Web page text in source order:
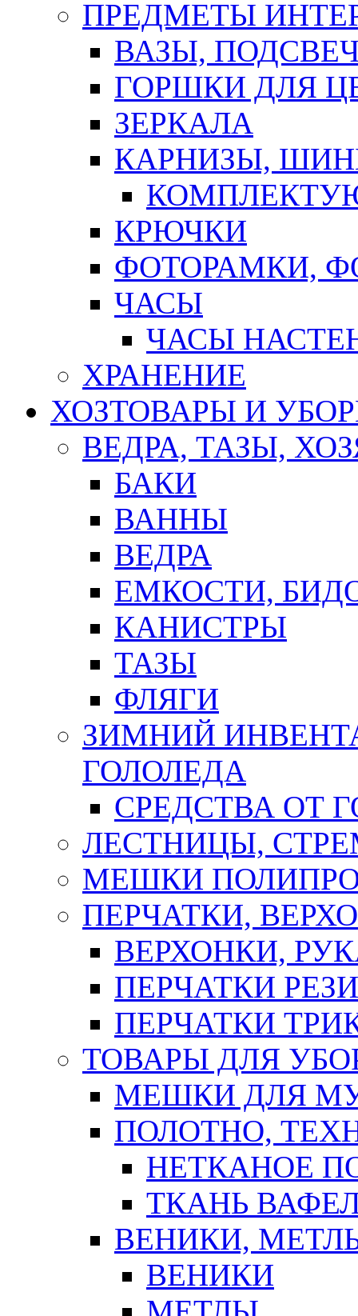
ПРЕДМЕТЫ
ВАЗЫ,
ГОРШКИ ДЛЯ
ЗЕРКАЛА
КАРНИЗЫ,
КРЮЧКИ
ФОТОРАМКИ,
ЧАСЫ
ЧАСЫ
ХРАНЕНИЕ
ХОЗТОВАРЫ И
ВЕДРА, ТАЗЫ,
БАКИ
ВАННЫ
ВЕДРА
ЕМКОСТИ,
КАНИСТРЫ
ТАЗЫ
ФЛЯГИ
ЗИМНИЙ
ГОЛОЛЕДА
СРЕДСТВА ОТ
ЛЕСТНИЦЫ,
МЕШКИ
ПЕРЧАТКИ,
ВЕРХОНКИ,
ПЕРЧАТКИ
ПЕРЧАТКИ
ТОВАРЫ ДЛЯ
МЕШКИ ДЛЯ
ПОЛОТНО,
НЕТКАНОЕ
ТКАНЬ
ВЕНИКИ,
ВЕНИКИ